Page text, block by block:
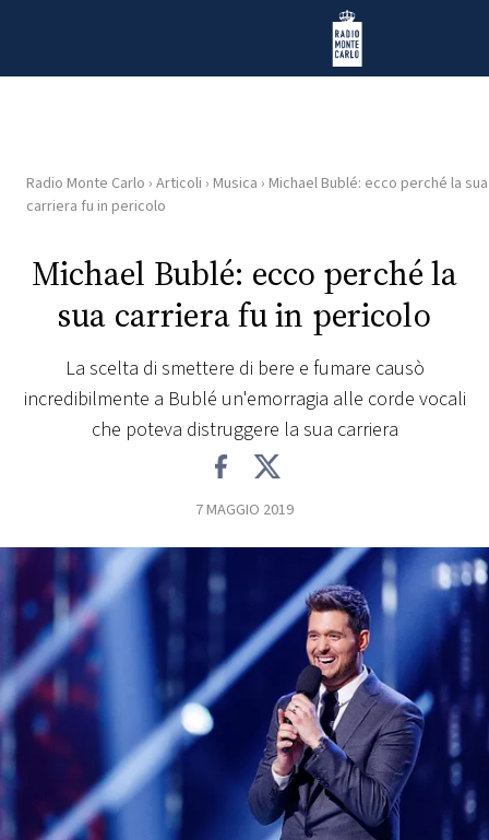
Radio Monte Carlo
HOME
RADIO
WEB
PLAYLIST
CONCORSI
EVENTI
VIDEO
Radio Monte Carlo › Articoli › Musica › Michael Bublé: ecco perché la sua
carriera fu in pericolo
Michael Bublé: ecco perché la
sua carriera fu in pericolo
La scelta di smettere di bere e fumare causò
incredibilmente a Bublé un'emorragia alle corde vocali
che poteva distruggere la sua carriera
7 MAGGIO 2019